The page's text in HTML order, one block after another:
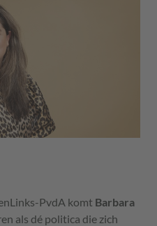
PvdA komt Barbara
als dé politica die zich